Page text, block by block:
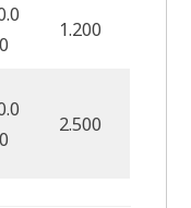
1.200
2.500